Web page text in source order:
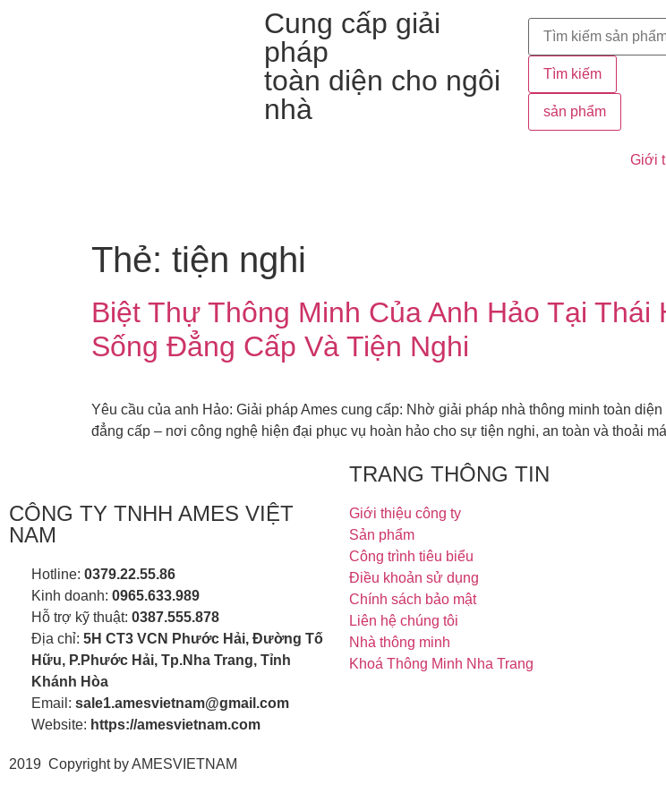
Cung cấp giải
pháp
toàn diện cho ngôi
nhà
Tìm kiếm
sản phẩm
Giới
Thẻ: tiện nghi
Biệt Thự Thông Minh Của Anh Hảo Tại
Sống Đẳng Cấp Và Tiện Nghi
Yêu cầu của anh Hảo: Giải pháp Ames cung cấp: Nhờ giải pháp nhà thông minh toàn
đẳng cấp – nơi công nghệ hiện đại phục vụ hoàn hảo cho sự tiện nghi, an toàn và thoải
CÔNG TY TNHH AMES VIỆT
NAM
Hotline: 0379.22.55.86
Kinh doanh: 0965.633.989
Hỗ trợ kỹ thuật: 0387.555.878
Địa chỉ: 5H CT3 VCN Phước Hải, Đường Tố
Hữu, P.Phước Hải, Tp.Nha Trang, Tỉnh
Khánh Hòa
Email: sale1.amesvietnam@gmail.com
Website: https://amesvietnam.com
TRANG THÔNG TIN
Giới thiệu công ty
Sản phẩm
Công trình tiêu biểu
Điều khoản sử dụng
Chính sách bảo mật
Liên hệ chúng tôi
Nhà thông minh
Khoá Thông Minh Nha Trang
2019 Copyright by AMESVIETNAM